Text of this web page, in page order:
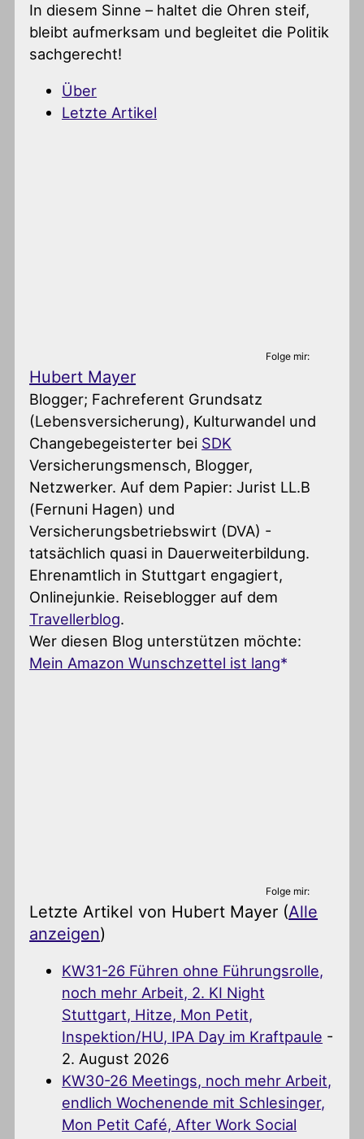
In diesem Sinne – haltet die Ohren steif,
bleibt aufmerksam und begleitet die Politik
sachgerecht!
Über
Letzte Artikel
Folge mir:
Hubert Mayer
Blogger; Fachreferent Grundsatz
(Lebensversicherung), Kulturwandel und
Changebegeisterter bei SDK
Versicherungsmensch, Blogger,
Netzwerker. Auf dem Papier: Jurist LL.B
(Fernuni Hagen) und
Versicherungsbetriebswirt (DVA) -
tatsächlich quasi in Dauerweiterbildung.
Ehrenamtlich in Stuttgart engagiert,
Onlinejunkie. Reiseblogger auf dem
Travellerblog.
Wer diesen Blog unterstützen möchte:
Mein Amazon Wunschzettel ist lang
Folge mir:
Letzte Artikel von Hubert Mayer (Alle
anzeigen)
KW31-26 Führen ohne Führungsrolle,
noch mehr Arbeit, 2. KI Night
Stuttgart, Hitze, Mon Petit,
Inspektion/HU, IPA Day im Kraftpaule -
2. August 2026
KW30-26 Meetings, noch mehr Arbeit,
endlich Wochenende mit Schlesinger,
Mon Petit Café, After Work Social